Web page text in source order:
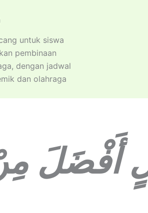
untuk siswa
pembinaan
dengan jadwal
dan olahraga
أَفْضَلَ